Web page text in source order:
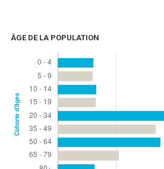
ÂGE DE LA POPULATION